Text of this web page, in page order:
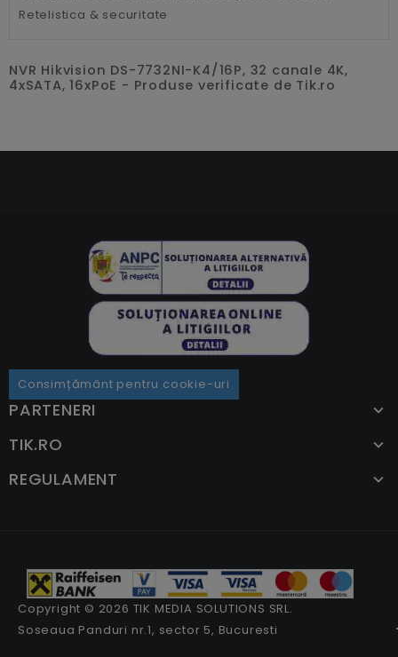
Retelistica & securitate
NVR Hikvision DS-7732NI-K4/16P, 32 canale 4K,
4xSATA, 16xPoE - Produse verificate de Tik.ro
Consimțământ pentru cookie-uri
PARTENERI
TIK.RO
REGULAMENT
Copyright © 2026 TIK MEDIA SOLUTIONS SRL.
Soseaua Panduri nr.1, sector 5, Bucuresti